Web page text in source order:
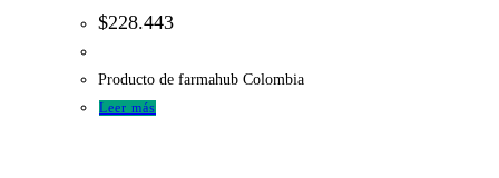
$228.443
Producto de farmahub Colombia
Leer más